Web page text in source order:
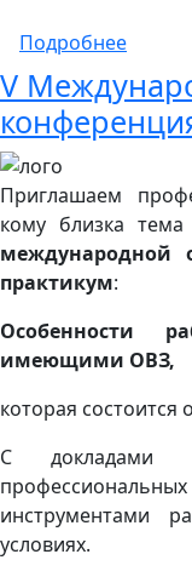
Подробнеео
V
Приглашаем
кому близка тема
международной
практикум:
Особенности
имеющими ОВЗ,
которая состоится
С докладами
профессиональных
инструментами
условиях.